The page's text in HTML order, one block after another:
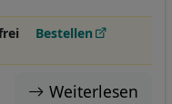
Bestellen
Weiterlesen